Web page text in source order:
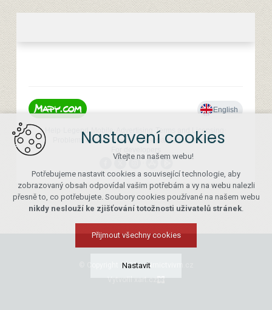
© Copyright 2026 papirnictvivm.cz
Vytvořil xart.cz
Nastavení cookies
Vítejte na našem webu!
Potřebujeme nastavit cookies a související technologie, aby
zobrazovaný obsah odpovídal vašim potřebám a vy na webu nalezli
přesně to, co potřebujete. Soubory cookies používané na našem webu
nikdy neslouží ke zjišťování totožnosti uživatelů stránek.
Přijmout všechny cookies
Nastavit